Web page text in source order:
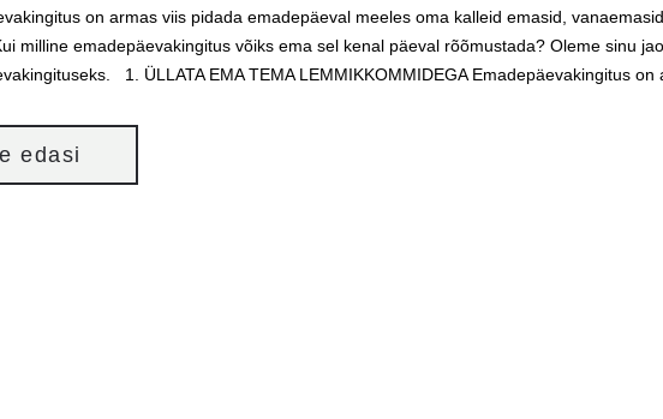
on armas viis pidada emadepäeval meeles oma kalleid emasid,
milline emadepäevakingitus võiks ema sel kenal päeval rõõmustada? Oleme sinu
1. ÜLLATA EMA TEMA LEMMIKKOMMIDEGA Emadepäevakingitus
edasi